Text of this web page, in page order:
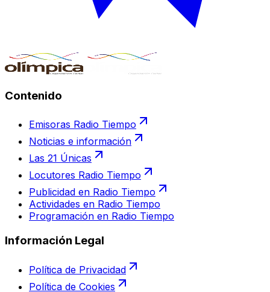
Contenido
Emisoras Radio Tiempo
Noticias e información
Las 21 Únicas
Locutores Radio Tiempo
Publicidad en Radio Tiempo
Actividades en Radio Tiempo
Programación en Radio Tiempo
Información Legal
Política de Privacidad
Política de Cookies